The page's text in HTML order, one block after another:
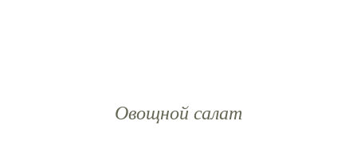
Овощной салат